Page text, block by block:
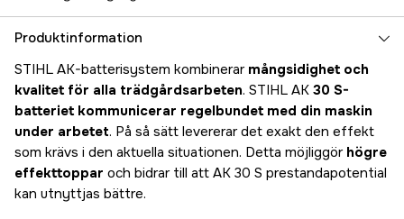
Produktinformation
STIHL AK-batterisystem kombinerar mångsidighet och
kvalitet för alla trädgårdsarbeten. STIHL AK 30 S-
batteriet kommunicerar regelbundet med din maskin
under arbetet. På så sätt levererar det exakt den effekt
som krävs i den aktuella situationen. Detta möjliggör högre
effekttoppar och bidrar till att AK 30 S prestandapotential
kan utnyttjas bättre.